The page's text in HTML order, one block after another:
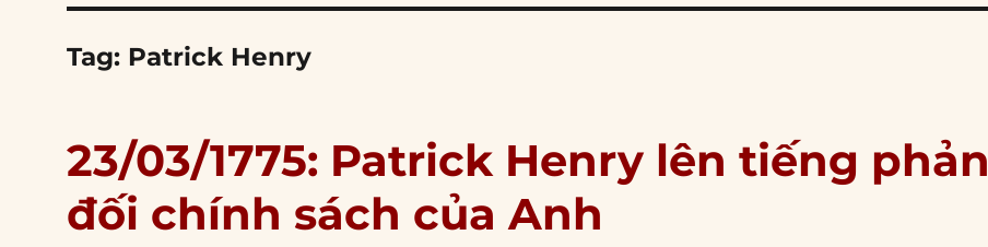
Tag: Patrick Henry
23/03/1775: Patrick Henry lên tiếng phản
đối chính sách của Anh